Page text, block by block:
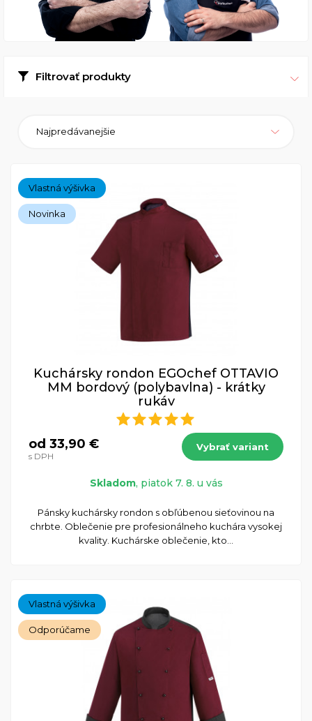
Filtrovať produkty
Najpredávanejšie
Vlastná výšivka
Novinka
Kuchársky rondon EGOchef OTTAVIO
MM bordový (polybavlna) - krátky
rukáv
od 33,90 €
s DPH
Vybrať variant
Skladom, piatok 7. 8. u vás
Pánsky kuchársky rondon s obľúbenou sieťovinou na
chrbte. Oblečenie pre profesionálneho kuchára vysokej
kvality. Kuchárske oblečenie, kto...
Vlastná výšivka
Odporúčame